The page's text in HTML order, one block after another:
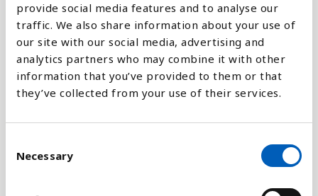
provide social media features and to analyse our
traffic. We also share information about your use of
our site with our social media, advertising and
analytics partners who may combine it with other
information that you’ve provided to them or that
they’ve collected from your use of their services.
Necessary
0
1960196319661969 197219751978 198119841987199019931996 199920022005200820112014201720202023
Stapeldiagram